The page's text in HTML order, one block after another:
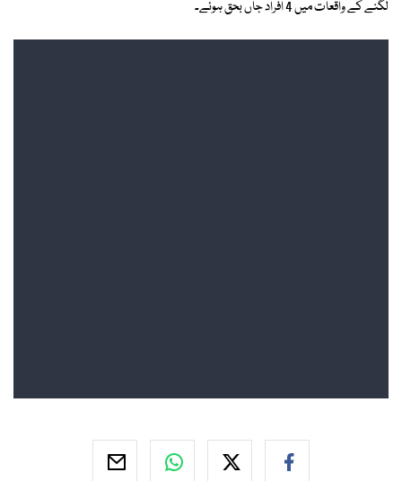
لگنے کے واقعات میں 4 افراد جاں بحق ہوئے۔